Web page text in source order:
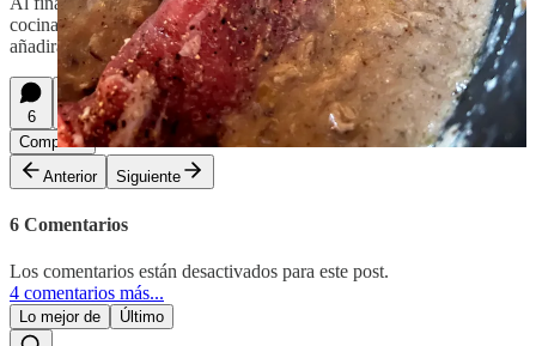
cocinaremos el solomillo en la salsa y este, que estará salpimentado,
añadirá algo de sazón.
6
1
Compartir
Anterior
Siguiente
6 Comentarios
Los comentarios están desactivados para este post.
4 comentarios más...
Lo mejor de Último